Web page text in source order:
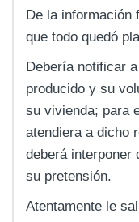
De la información
que todo quedó
Debería notificar
producido y su
su vivienda; para
atendiera a dicho
deberá interponer
su pretensión.
Atentamente le